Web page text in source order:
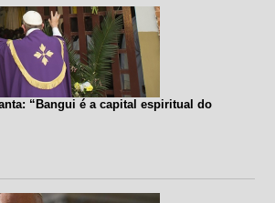
“Bangui é a capital espiritual do